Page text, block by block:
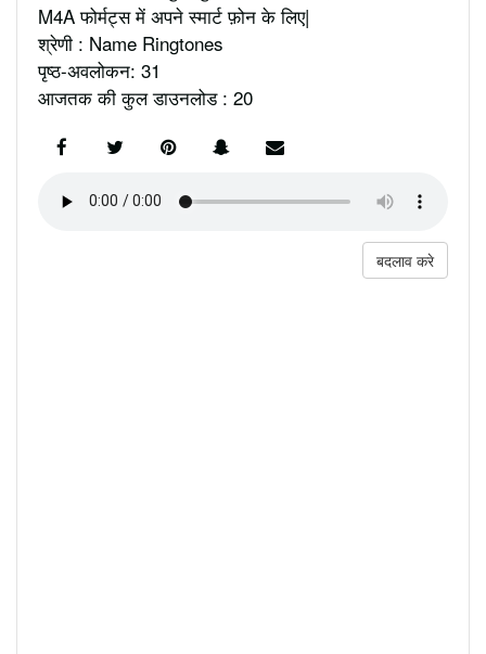
M4A फोर्मट्स में अपने स्मार्ट फ़ोन के लिए|
श्रेणी : Name Ringtones
पृष्ठ-अवलोकन: 31
आजतक की कुल डाउनलोड : 20
बदलाव करे